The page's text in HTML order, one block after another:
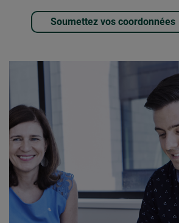
Soumettez vos coordonnées